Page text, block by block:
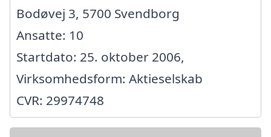
Bodøvej 3, 5700 Svendborg
Ansatte: 10
Startdato: 25. oktober 2006,
Virksomhedsform: Aktieselskab
CVR: 29974748